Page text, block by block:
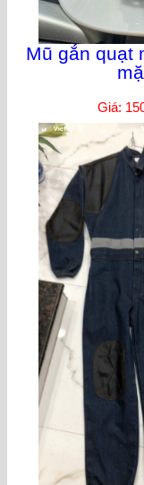
Mũ gắn quạt
Giá: